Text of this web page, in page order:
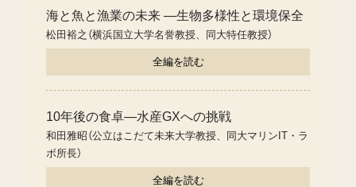
海と魚と漁業の未来 ―生物多様性と環境保全
松田裕之（横浜国立大学名誉教授、同大特任教授）
全編を読む
10年後の食卓―水産GXへの挑戦
和田雅昭（公立はこだて未来大学教授、同大マリンIT・ラ
ボ所長）
全編を読む